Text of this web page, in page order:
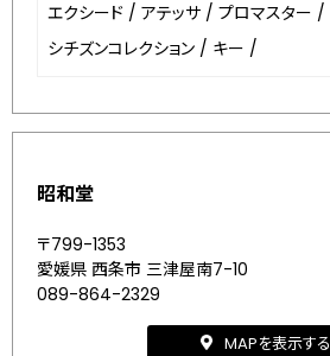
エクシード / アテッサ / プロマスター /
シチズンコレクション / キー /
昭和堂
〒799-1353
愛媛県 西条市 三津屋南7-10
089-864-2329
MAPを表示する